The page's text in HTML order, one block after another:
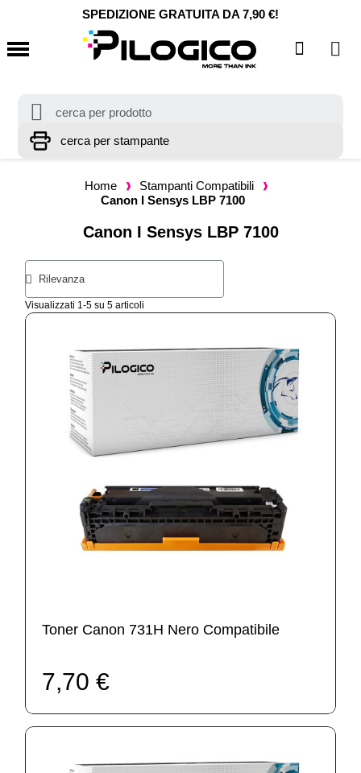
SPEDIZIONE GRATUITA DA 7,90 €!
Home
Stampanti Compatibili
Canon I Sensys LBP 7100
Canon I Sensys LBP 7100
Visualizzati 1-5 su 5 articoli
Toner Canon 731H Nero Compatibile
7,70 €